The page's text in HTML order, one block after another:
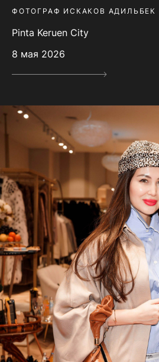
ФОТОГРАФ ИСКАКОВ АДИЛЬБЕК
Pinta Keruen City
8 мая 2026